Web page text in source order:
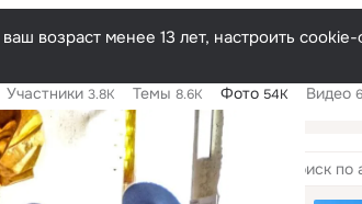
возраст менее 13 лет, настроить
Участники 3.8K Темы 8.6K Фото 54K Видео